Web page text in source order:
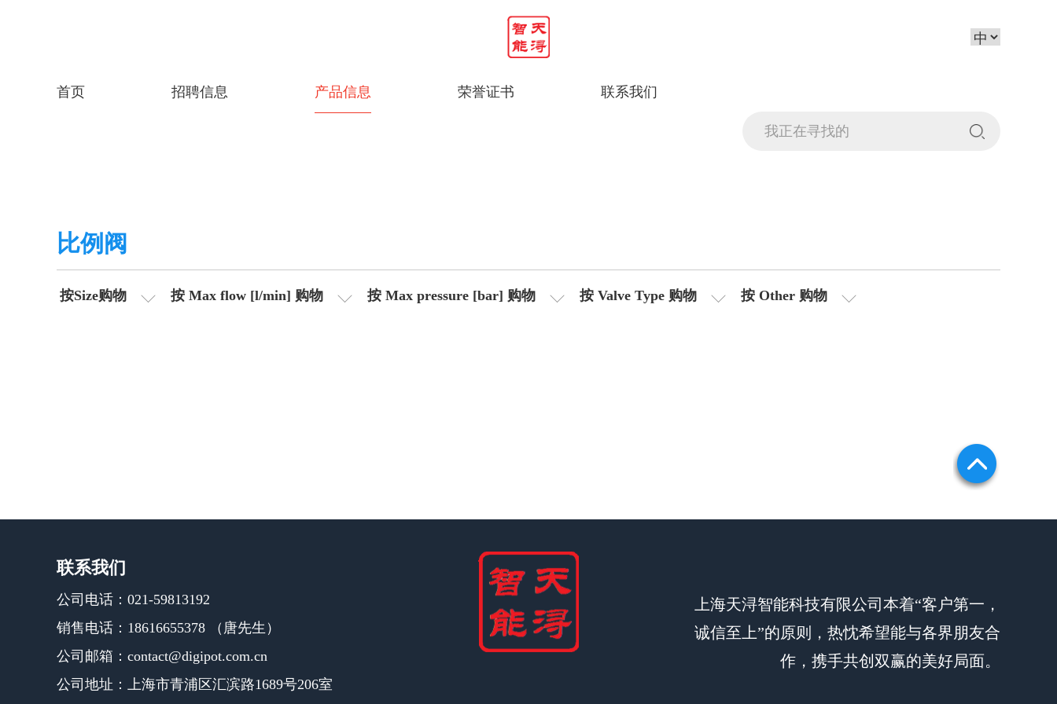
首页 招聘信息 产品信息 荣誉证书 联系我们
比例阀
按Size购物 按 Max flow [l/min] 购物 按 Max pressure [bar] 购物 按 Valve Type 购物 按 Other 购物
联系我们
公司电话：021-59813192
销售电话：18616655378 （唐先生）
公司邮箱：contact@digipot.com.cn
公司地址：上海市青浦区汇滨路1689号206室
上海天浔智能科技有限公司本着“客户第一，
诚信至上”的原则，热忱希望能与各界朋友合
作，携手共创双赢的美好局面。